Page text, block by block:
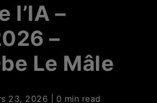
l’IA –
–
Le Mâle
23, 2026 0 min read